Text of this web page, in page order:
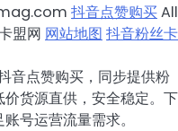
抖音点赞购买All
盟网 网站地图 抖音粉丝卡
音点赞购买，同步提供粉
货源直供，安全稳定。下
号运营流量需求。